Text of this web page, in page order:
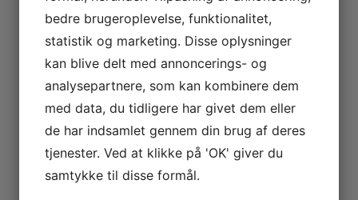
Ring til os
(+45) 20 46 93 80
bedre brugeroplevelse, funktionalitet,
statistik og marketing. Disse oplysninger
kan blive delt med annoncerings- og
analysepartnere, som kan kombinere dem
med data, du tidligere har givet dem eller
de har indsamlet gennem din brug af deres
tjenester. Ved at klikke på 'OK' giver du
samtykke til disse formål.